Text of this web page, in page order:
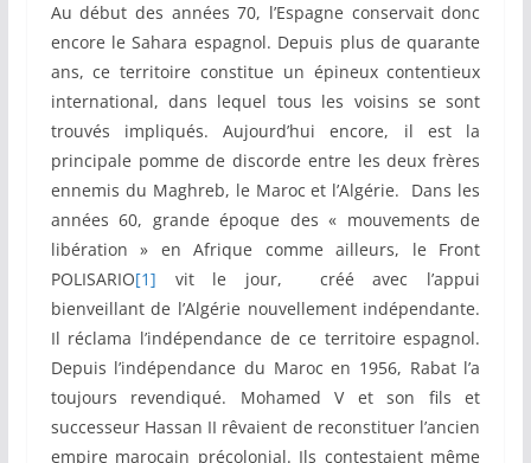
Au début des années 70, l’Espagne conservait donc
encore le Sahara espagnol. Depuis plus de quarante
ans, ce territoire constitue un épineux contentieux
international, dans lequel tous les voisins se sont
trouvés impliqués. Aujourd’hui encore, il est la
principale pomme de discorde entre les deux frères
ennemis du Maghreb, le Maroc et l’Algérie. Dans les
années 60, grande époque des « mouvements de
libération » en Afrique comme ailleurs, le Front
POLISARIO[1] vit le jour, créé avec l’appui
bienveillant de l’Algérie nouvellement indépendante.
Il réclama l’indépendance de ce territoire espagnol.
Depuis l’indépendance du Maroc en 1956, Rabat l’a
toujours revendiqué. Mohamed V et son fils et
successeur Hassan II rêvaient de reconstituer l’ancien
empire marocain précolonial. Ils contestaient même